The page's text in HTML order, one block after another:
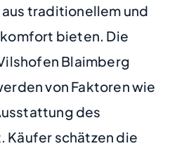
traditionellem und
bieten. Die
Blaimberg
von Faktoren wie
des
schätzen die